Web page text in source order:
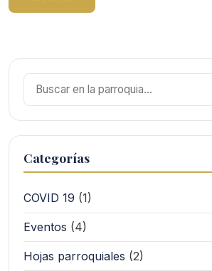
Buscar:
Categorías
COVID 19 (1)
Eventos (4)
Hojas parroquiales (2)